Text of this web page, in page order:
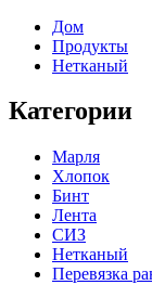
Дом
Продукты
Нетканый
Категории
Марля
Хлопок
Бинт
Лента
СИЗ
Нетканый
Перевязка